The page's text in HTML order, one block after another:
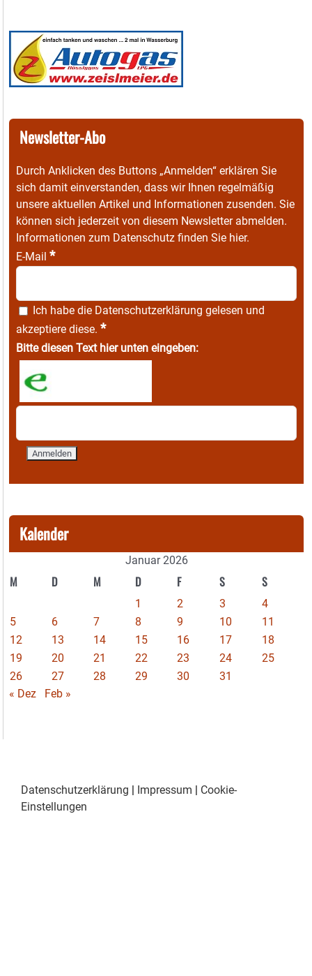
Newsletter-Abo
Durch Anklicken des Buttons „Anmelden“ erklären Sie
sich damit einverstanden, dass wir Ihnen regelmäßig
unsere aktuellen Artikel und Informationen zusenden. Sie
können sich jederzeit von diesem Newsletter abmelden.
Informationen zum Datenschutz finden Sie hier.
E-Mail *
Ich habe die Datenschutzerklärung gelesen und
akzeptiere diese. *
Bitte diesen Text hier unten eingeben:
Kalender
Januar 2026
M D M D F S S
1 2 3
4
5
6 7 8 9 10
11
12
13 14 15 16 17
18
19
20 21 22 23 24
25
26
27 28 29 30
31
« Dez
Feb »
Datenschutzerklärung | Impressum | Cookie-
Einstellungen